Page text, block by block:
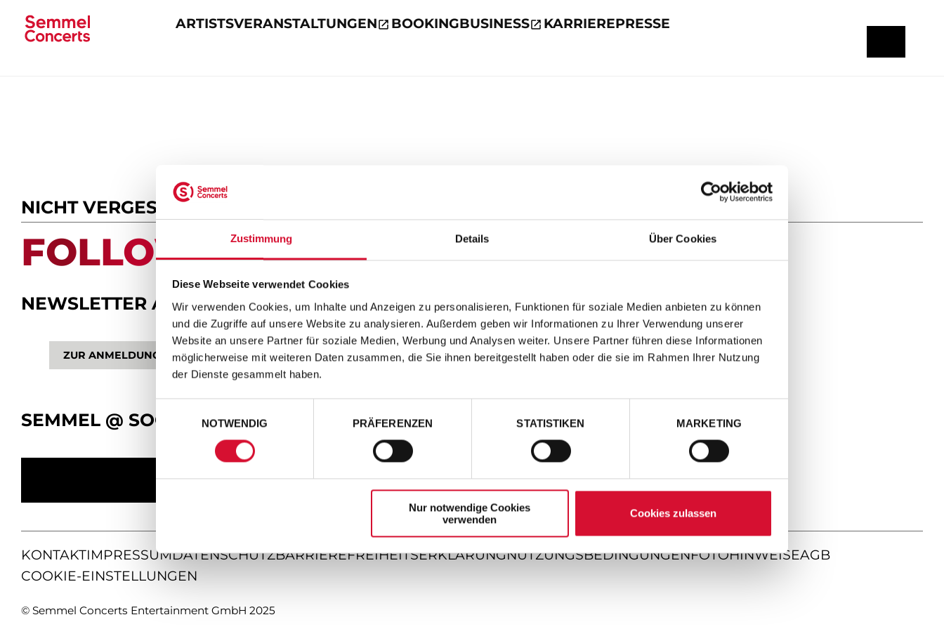
Zustimmung Details Über Cookies
Diese Webseite verwendet Cookies
Wir verwenden Cookies, um Inhalte und Anzeigen zu personalisieren, Funktionen für soziale Medien anbieten zu können
und die Zugriffe auf unsere Website zu analysieren. Außerdem geben wir Informationen zu Ihrer Verwendung unserer
Website an unsere Partner für soziale Medien, Werbung und Analysen weiter. Unsere Partner führen diese Informationen
möglicherweise mit weiteren Daten zusammen, die Sie ihnen bereitgestellt haben oder die sie im Rahmen Ihrer Nutzung
der Dienste gesammelt haben.
NOTWENDIG
PRÄFERENZEN STATISTIKEN MARKETING
Nur notwendige Cookies
verwenden
Cookies zulassen
ARTISTSVERANSTALTUNGEN BOOKINGBUSINESS KARRIEREPRESSE
NICHT VERGESSEN
FOLLOW US.
NEWSLETTER ABONNIEREN
ZUR ANMELDUNG
SEMMEL @ SOCIAL MEDIA
KONTAKTIMPRESSUMDATENSCHUTZBARRIEREFREIHEITSERKLÄRUNGNUTZUNGSBEDINGUNGENFOTOHINWEISEAGB
COOKIE-EINSTELLUNGEN
© Semmel Concerts Entertainment GmbH 2025